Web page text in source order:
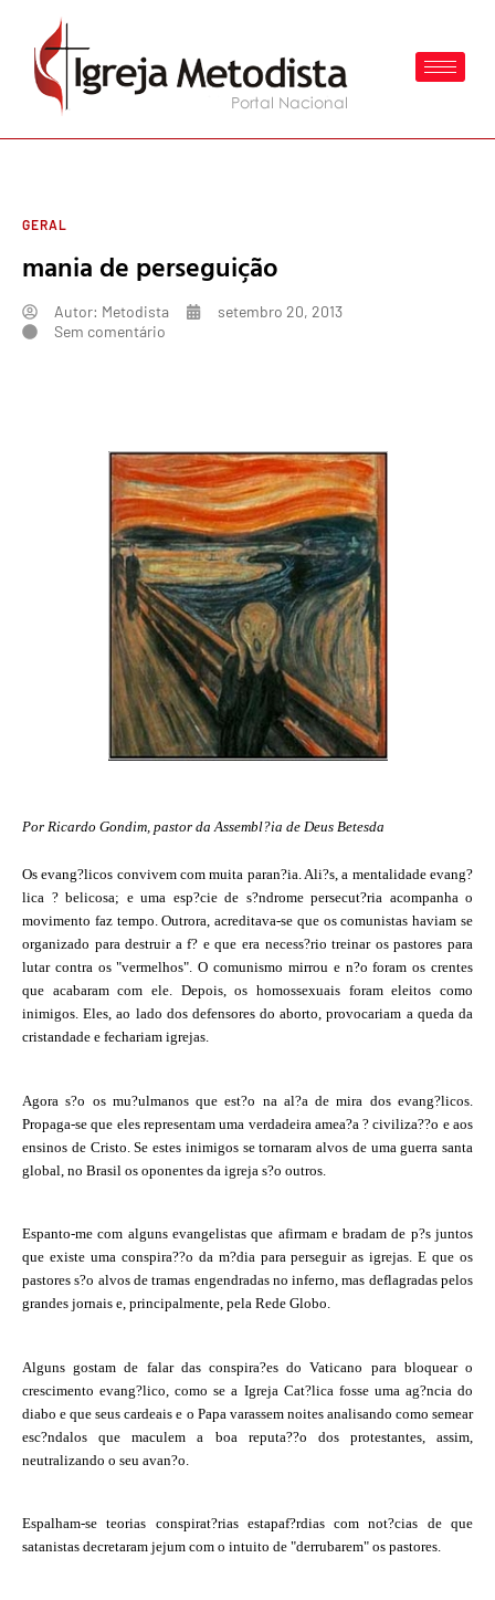
GERAL
mania de perseguição
Autor: Metodista
setembro 20, 2013
Sem comentário
Por Ricardo Gondim, pastor da Assembl?ia de Deus Betesda
Os evang?licos convivem com muita paran?ia.Ali?s, a mentalidade evang?
lica ? belicosa; e uma esp?cie de s?ndrome persecut?ria acompanha o
movimento faz tempo. Outrora, acreditava-se que os comunistas haviam se
organizado para destruir a f? e que era necess?rio treinar os pastores para
lutar contra os "vermelhos". O comunismo mirrou e n?o foram os crentes
que acabaram com ele. Depois, os homossexuais foram eleitos como
inimigos. Eles, ao lado dos defensores do aborto, provocariam a queda da
cristandade e fechariam igrejas.
Agora s?o os mu?ulmanos que est?o na al?a de mira dos evang?licos.
Propaga-se que eles representam uma verdadeira amea?a ? civiliza??o e aos
ensinos de Cristo. Se estes inimigos se tornaram alvos de uma guerra santa
global, no Brasil os oponentes da igreja s?o outros.
Espanto-me com alguns evangelistas que afirmam e bradam de p?s juntos
que existe uma conspira??o da m?dia para perseguir as igrejas. E que os
pastores s?o alvos de tramas engendradas no inferno, mas deflagradas pelos
grandes jornais e, principalmente, pela Rede Globo.
Alguns gostam de falar das conspira?es do Vaticano para bloquear o
crescimento evang?lico, como se a Igreja Cat?lica fosse uma ag?ncia do
diabo e que seus cardeais e o Papa varassem noites analisando como semear
esc?ndalos que maculem a boa reputa??o dos protestantes, assim,
neutralizando o seu avan?o.
Espalham-se teorias conspirat?rias estapaf?rdias com not?cias de que
satanistas decretaram jejum com o intuito de "derrubarem" os pastores.